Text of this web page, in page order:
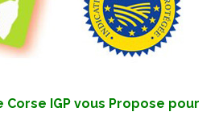
IGP vous Propose pour